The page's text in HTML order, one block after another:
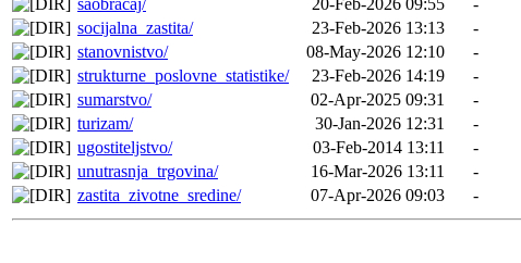
saobracaj/
20-Feb-2026 09:55
-
socijalna_zastita/
23-Feb-2026 13:13
-
stanovnistvo/
08-May-2026 12:10
-
strukturne_poslovne_statistike/
23-Feb-2026 14:19
-
sumarstvo/
02-Apr-2025 09:31
-
turizam/
30-Jan-2026 12:31
-
ugostiteljstvo/
03-Feb-2014 13:11
-
unutrasnja_trgovina/
16-Mar-2026 13:11
-
zastita_zivotne_sredine/
07-Apr-2026 09:03 -